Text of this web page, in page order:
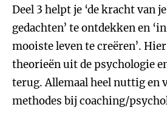
Deel 3 helpt je ‘de kracht van
gedachten’ te ontdekken en
mooiste leven te creëren’.
theorieën uit de psychologie
terug. Allemaal heel nuttig en
methodes bij coaching/